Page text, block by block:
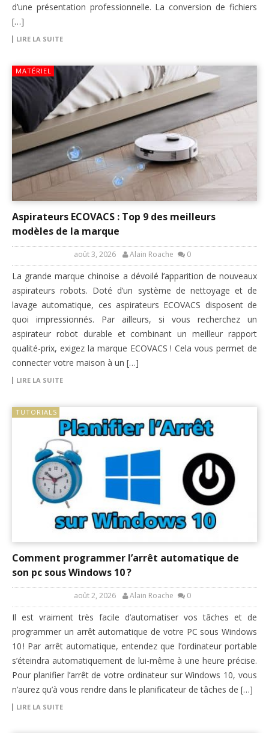
d’une présentation professionnelle. La conversion de fichiers
[…]
LIRE LA SUITE
MATÉRIEL
Aspirateurs ECOVACS : Top 9 des meilleurs
modèles de la marque
août 3, 2026 Alain Roache 0
La grande marque chinoise a dévoilé l’apparition de nouveaux
aspirateurs robots. Doté d’un système de nettoyage et de
lavage automatique, ces aspirateurs ECOVACS disposent de
quoi impressionnés. Par ailleurs, si vous recherchez un
aspirateur robot durable et combinant un meilleur rapport
qualité-prix, exigez la marque ECOVACS ! Cela vous permet de
connecter votre maison à un […]
LIRE LA SUITE
TUTORIALS
Comment programmer l’arrêt automatique de
son pc sous Windows 10 ?
août 2, 2026 Alain Roache 0
Il est vraiment très facile d’automatiser vos tâches et de
programmer un arrêt automatique de votre PC sous Windows
10 ! Par arrêt automatique, entendez que l’ordinateur portable
s’éteindra automatiquement de lui-même à une heure précise.
Pour planifier l’arrêt de votre ordinateur sur Windows 10, vous
n’aurez qu’à vous rendre dans le planificateur de tâches de […]
LIRE LA SUITE